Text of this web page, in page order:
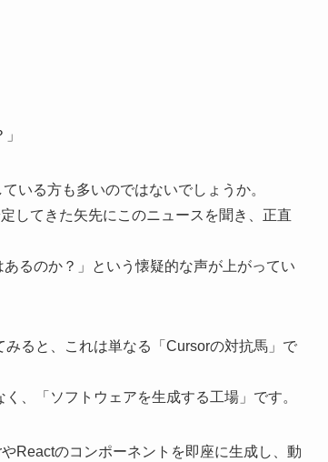
いる方も多いのではないでしょうか。
してきた矢先にこのニュースを聞き、正直
るのか？」という懐疑的な声が上がってい
ると、これは単なる「Cursorの対抗馬」で
、「ソフトウェアを生成する工場」です。
Reactのコンポーネントを即座に生成し、動